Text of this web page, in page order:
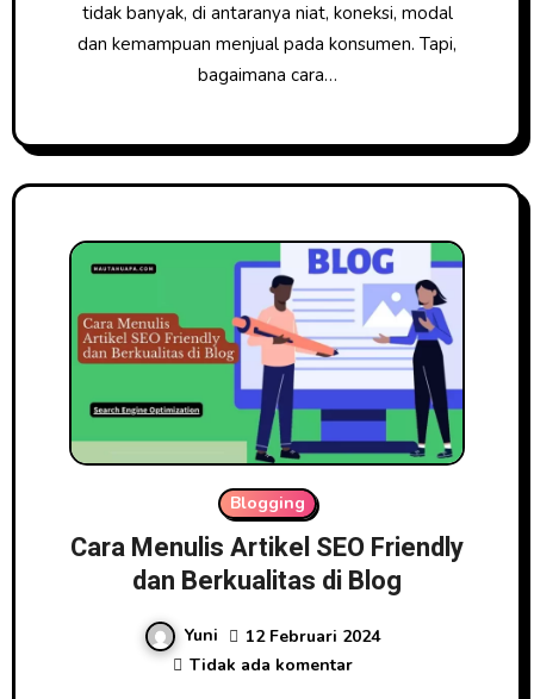
tidak banyak, di antaranya niat, koneksi, modal
dan kemampuan menjual pada konsumen. Tapi,
bagaimana cara…
Blogging
Cara Menulis Artikel SEO Friendly
dan Berkualitas di Blog
Yuni
12 Februari 2024
Tidak ada komentar